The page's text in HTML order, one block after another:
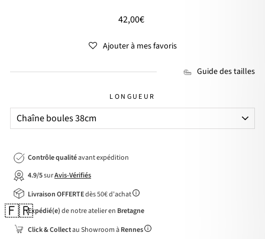
Prix
42,00€
Ajouter à mes favoris
Guide des tailles
LONGUEUR
Contrôle qualitéavant expédition
4.9/5surAvis-Vérifiés
Livraison OFFERTEdès 50€ d'achat
🇫🇷Expédié(e)de notre atelier en Bretagne
Click & Collectau Showroom àRennes